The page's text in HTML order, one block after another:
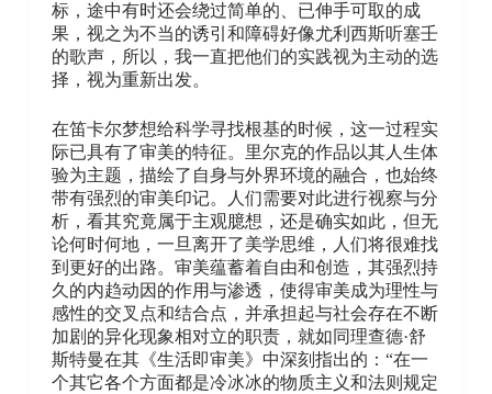
标，途中有时还会绕过简单的、已伸手可取的成
果，视之为不当的诱引和障碍好像尤利西斯听塞壬
的歌声，所以，我一直把他们的实践视为主动的选
择，视为重新出发。
在笛卡尔梦想给科学寻找根基的时候，这一过程实
际已具有了审美的特征。里尔克的作品以其人生体
验为主题，描绘了自身与外界环境的融合，也始终
带有强烈的审美印记。人们需要对此进行视察与分
析，看其究竟属于主观臆想，还是确实如此，但无
论何时何地，一旦离开了美学思维，人们将很难找
到更好的出路。审美蕴蓄着自由和创造，其强烈持
久的内趋动因的作用与渗透，使得审美成为理性与
感性的交叉点和结合点，并承担起与社会存在不断
加剧的异化现象相对立的职责，就如同理查德·舒
斯特曼在其《生活即审美》中深刻指出的：“在一
个其它各个方面都是冷冰冰的物质主义和法则规定